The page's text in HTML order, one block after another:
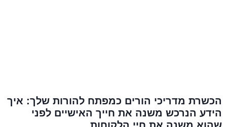
הכשרת מדריכי הורים כמפתח להורות שלך: איך
הידע הנרכש משנה את חייך האישיים לפני